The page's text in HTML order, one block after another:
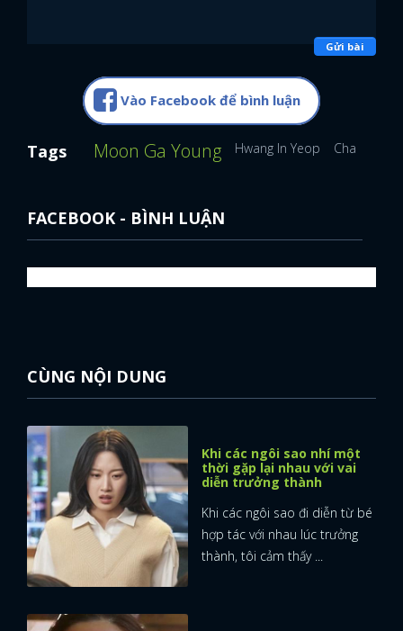
Gửi bài
Vào Facebook để bình luận
Tags Moon Ga Young Hwang In Yeop Cha Eun
FACEBOOK - BÌNH LUẬN
CÙNG NỘI DUNG
Khi các ngôi sao nhí một
thời gặp lại nhau với vai
diễn trưởng thành
Khi các ngôi sao đi diễn từ bé
hợp tác với nhau lúc trưởng
thành, tôi cảm thấy ...